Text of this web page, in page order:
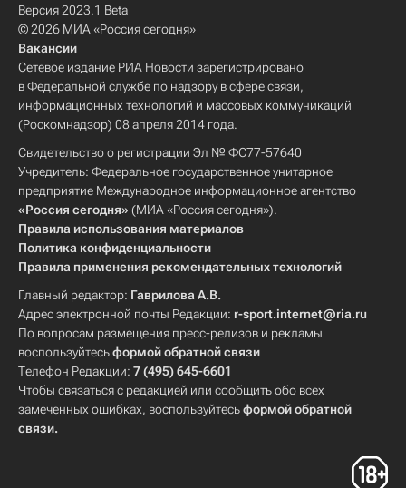
Версия 2023.1 Beta
© 2026 МИА «Россия сегодня»
Вакансии
Сетевое издание РИА Новости зарегистрировано
в Федеральной службе по надзору в сфере связи,
информационных технологий и массовых коммуникаций
(Роскомнадзор) 08 апреля 2014 года.
Свидетельство о регистрации Эл № ФС77-57640
Учредитель: Федеральное государственное унитарное
предприятие Международное информационное агентство
«Россия сегодня» (МИА «Россия сегодня»).
Правила использования материалов
Политика конфиденциальности
Правила применения рекомендательных технологий
Главный редактор: Гаврилова А.В.
Адрес электронной почты Редакции: r-sport.internet@ria.ru
По вопросам размещения пресс-релизов и рекламы
воспользуйтесьформой обратной связи
Телефон Редакции: 7 (495) 645-6601
Чтобы связаться с редакцией или сообщить обо всех
замеченных ошибках, воспользуйтесьформой обратной
связи.